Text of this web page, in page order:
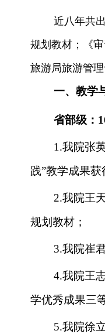
近八年共
规划教材；《
旅游局旅游管
一、教学
省部级：
1.我院张
践”教学成果获
2.我院王
规划教材 ；
3.我院崔
4.我院王
学优秀成果三
5.我院徐